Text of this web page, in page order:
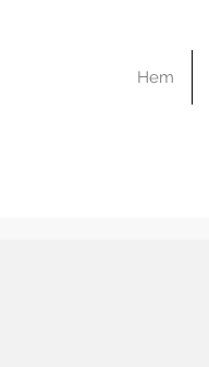
Hem